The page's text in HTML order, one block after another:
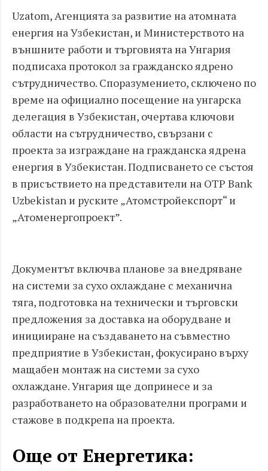
Uzatom, Агенцията за развитие на атомната
енергия на Узбекистан, и Министерството на
външните работи и търговията на Унгария
подписаха протокол за гражданско ядрено
сътрудничество. Споразумението, сключено по
време на официално посещение на унгарска
делегация в Узбекистан, очертава ключови
области на сътрудничество, свързани с
проекта за изграждане на гражданска ядрена
енергия в Узбекистан. Подписването се състоя
в присъствието на представители на OTP Bank
Uzbekistan и руските „Атомстройекспорт“ и
„Атоменергопроект”.
Документът включва планове за внедряване
на системи за сухо охлаждане с механична
тяга, подготовка на технически и търговски
предложения за доставка на оборудване и
иницииране на създаването на съвместно
предприятие в Узбекистан, фокусирано върху
мащабен монтаж на системи за сухо
охлаждане. Унгария ще допринесе и за
разработването на образователни програми и
стажове в подкрепа на проекта.
Още от Енергетика: